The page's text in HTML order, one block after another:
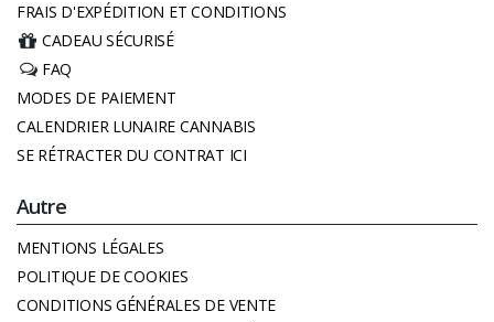
FRAIS D'EXPÉDITION ET CONDITIONS
CADEAU SÉCURISÉ
FAQ
MODES DE PAIEMENT
CALENDRIER LUNAIRE CANNABIS
SE RÉTRACTER DU CONTRAT ICI
Autre
MENTIONS LÉGALES
POLITIQUE DE COOKIES
CONDITIONS GÉNÉRALES DE VENTE